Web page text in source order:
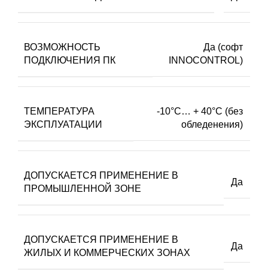
ВОЗМОЖНОСТЬ
ПОДКЛЮЧЕНИЯ ПК
Да (софт
INNOCONTROL)
ТЕМПЕРАТУРА
ЭКСПЛУАТАЦИИ
-10°C… + 40°C (без
обледенения)
ДОПУСКАЕТСЯ ПРИМЕНЕНИЕ В
ПРОМЫШЛЕННОЙ ЗОНЕ
Да
ДОПУСКАЕТСЯ ПРИМЕНЕНИЕ В
ЖИЛЫХ И КОММЕРЧЕСКИХ ЗОНАХ
Да